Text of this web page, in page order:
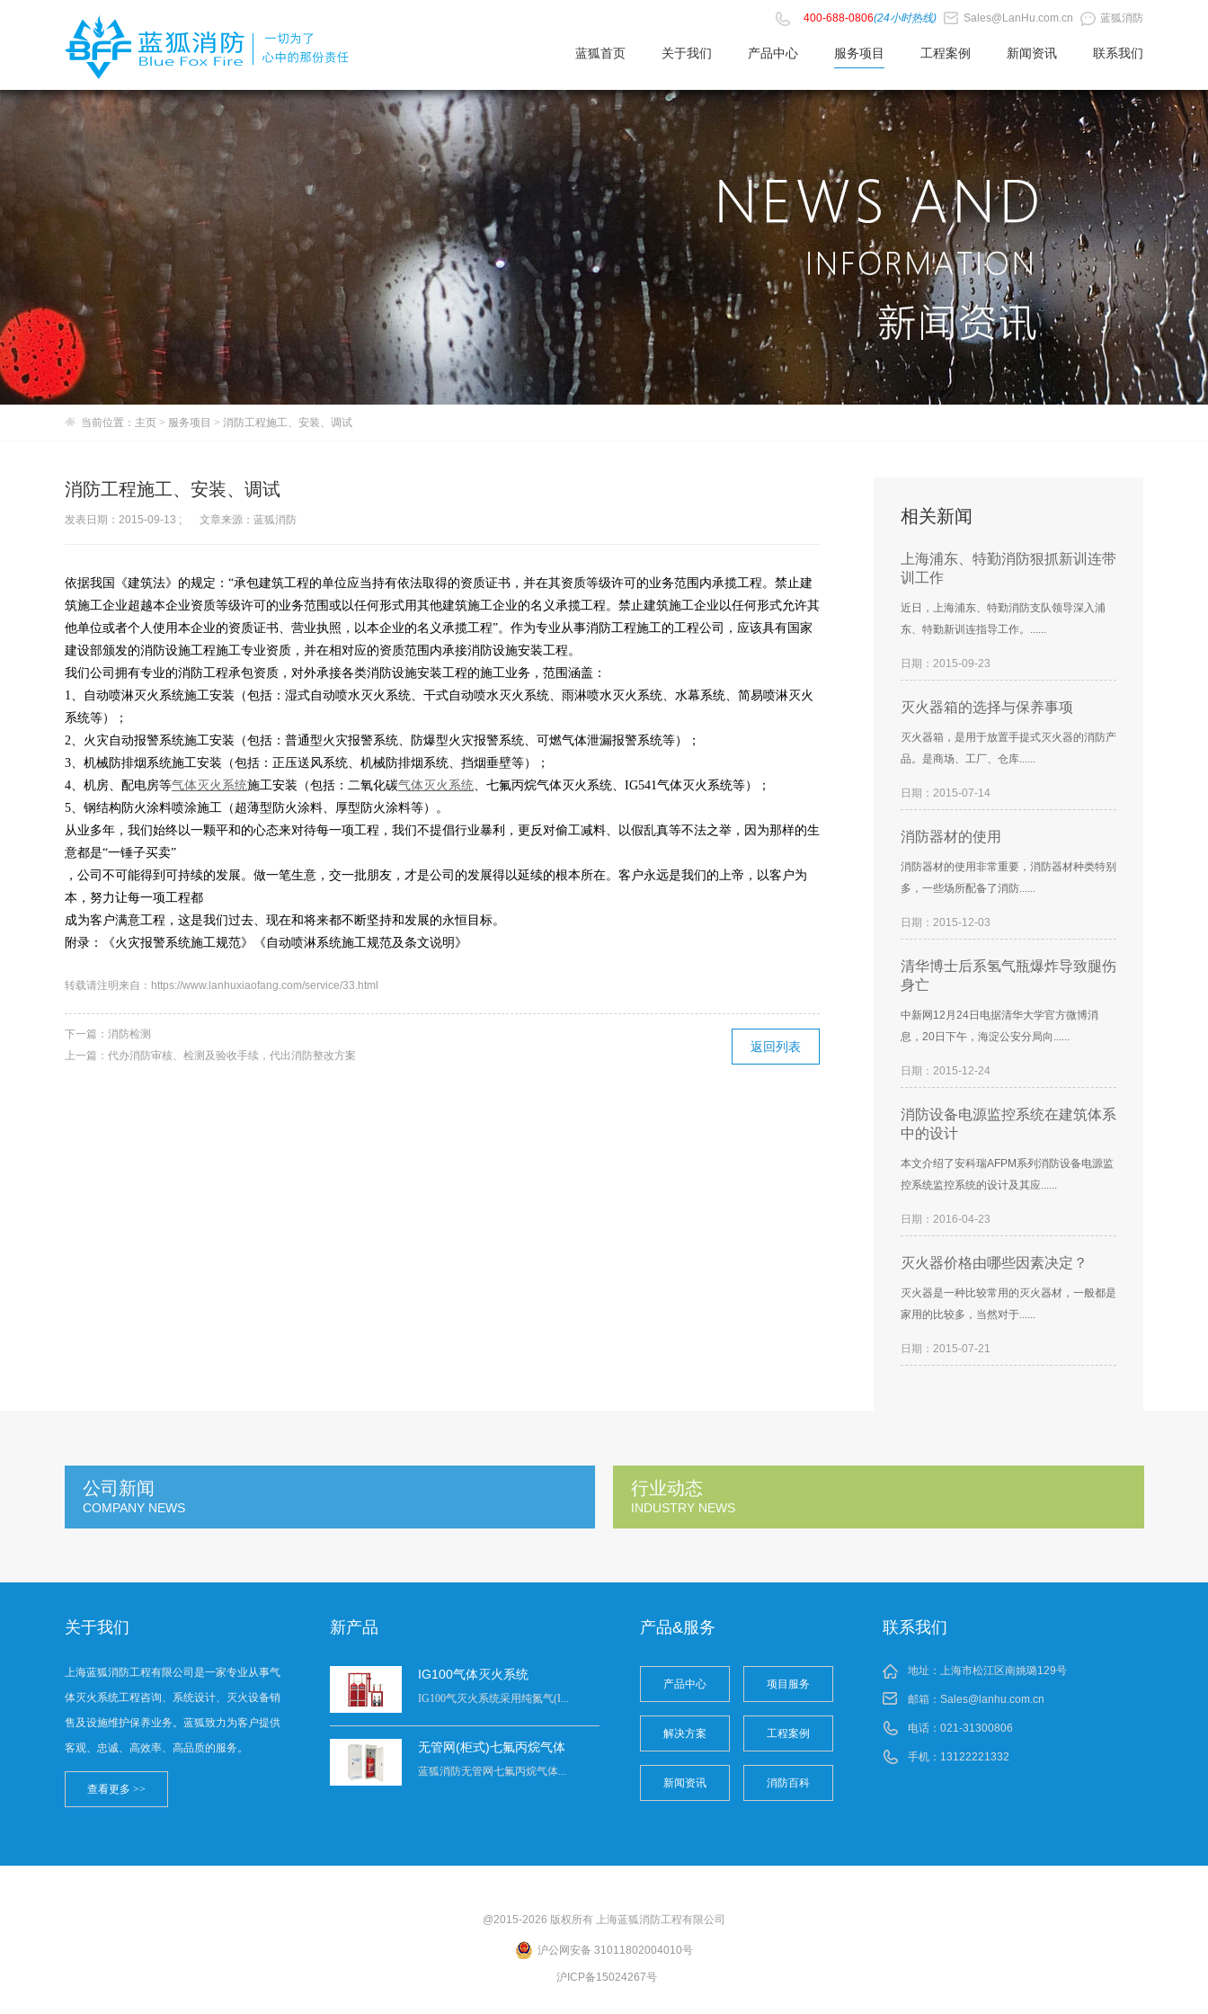
400-688-0806(24小时热线) Sales@LanHu.com.cn 蓝狐消防
蓝狐首页 关于我们 产品中心 服务项目 工程案例 新闻资讯 联系我们
当前位置： 主页 > 服务项目 > 消防工程施工、安装、调试
消防工程施工、安装、调试
发表日期：2015-09-13 ; 文章来源：蓝狐消防
依据我国《建筑法》的规定：“承包建筑工程的单位应当持有依法取得的资质证书，并在其资质等级许可的业务范围内承揽工程。禁止建
筑施工企业超越本企业资质等级许可的业务范围或以任何形式用其他建筑施工企业的名义承揽工程。禁止建筑施工企业以任何形式允许其
他单位或者个人使用本企业的资质证书、营业执照，以本企业的名义承揽工程”。作为专业从事消防工程施工的工程公司，应该具有国家
建设部颁发的消防设施工程施工专业资质，并在相对应的资质范围内承接消防设施安装工程。
我们公司拥有专业的消防工程承包资质，对外承接各类消防设施安装工程的施工业务，范围涵盖：
1、自动喷淋灭火系统施工安装（包括：湿式自动喷水灭火系统、干式自动喷水灭火系统、雨淋喷水灭火系统、水幕系统、简易喷淋灭火
系统等）；
2、火灾自动报警系统施工安装（包括：普通型火灾报警系统、防爆型火灾报警系统、可燃气体泄漏报警系统等）；
3、机械防排烟系统施工安装（包括：正压送风系统、机械防排烟系统、挡烟垂壁等）；
4、机房、配电房等气体灭火系统施工安装（包括：二氧化碳气体灭火系统、七氟丙烷气体灭火系统、IG541气体灭火系统等）；
5、钢结构防火涂料喷涂施工（超薄型防火涂料、厚型防火涂料等）。
从业多年，我们始终以一颗平和的心态来对待每一项工程，我们不提倡行业暴利，更反对偷工减料、以假乱真等不法之举，因为那样的生
意都是“一锤子买卖”
，公司不可能得到可持续的发展。做一笔生意，交一批朋友，才是公司的发展得以延续的根本所在。客户永远是我们的上帝，以客户为
本，努力让每一项工程都
成为客户满意工程，这是我们过去、现在和将来都不断坚持和发展的永恒目标。
附录：《火灾报警系统施工规范》《自动喷淋系统施工规范及条文说明》
转载请注明来自：https://www.lanhuxiaofang.com/service/33.html
返回列表
下一篇： 消防检测
上一篇： 代办消防审核、检测及验收手续，代出消防整改方案
相关新闻
上海浦东、特勤消防狠抓新训连带
训工作
近日，上海浦东、特勤消防支队领导深入浦
东、特勤新训连指导工作。......
日期：2015-09-23
灭火器箱的选择与保养事项
灭火器箱，是用于放置手提式灭火器的消防产
品。是商场、工厂、仓库......
日期：2015-07-14
消防器材的使用
消防器材的使用非常重要，消防器材种类特别
多，一些场所配备了消防......
日期：2015-12-03
清华博士后系氢气瓶爆炸导致腿伤
身亡
中新网12月24日电据清华大学官方微博消
息，20日下午，海淀公安分局向......
日期：2015-12-24
消防设备电源监控系统在建筑体系
中的设计
本文介绍了安科瑞AFPM系列消防设备电源监
控系统监控系统的设计及其应......
日期：2016-04-23
灭火器价格由哪些因素决定？
灭火器是一种比较常用的灭火器材，一般都是
家用的比较多，当然对于......
日期：2015-07-21
公司新闻
COMPANY NEWS
行业动态
INDUSTRY NEWS
关于我们
上海蓝狐消防工程有限公司是一家专业从事气
体灭火系统工程咨询、系统设计、灭火设备销
售及设施维护保养业务。蓝狐致力为客户提供
客观、忠诚、高效率、高品质的服务。
查看更多 >>
新产品
IG100气体灭火系统
IG100气灭火系统采用纯氮气(I...
无管网(柜式)七氟丙烷气体
蓝狐消防无管网七氟丙烷气体...
产品&服务
产品中心 项目服务
解决方案 工程案例
新闻资讯 消防百科
联系我们
地址：上海市松江区南姚璐129号
邮箱： Sales@lanhu.com.cn
电话：021-31300806
手机：13122221332
@2015-2026 版权所有 上海蓝狐消防工程有限公司
沪公网安备 31011802004010号
沪ICP备15024267号